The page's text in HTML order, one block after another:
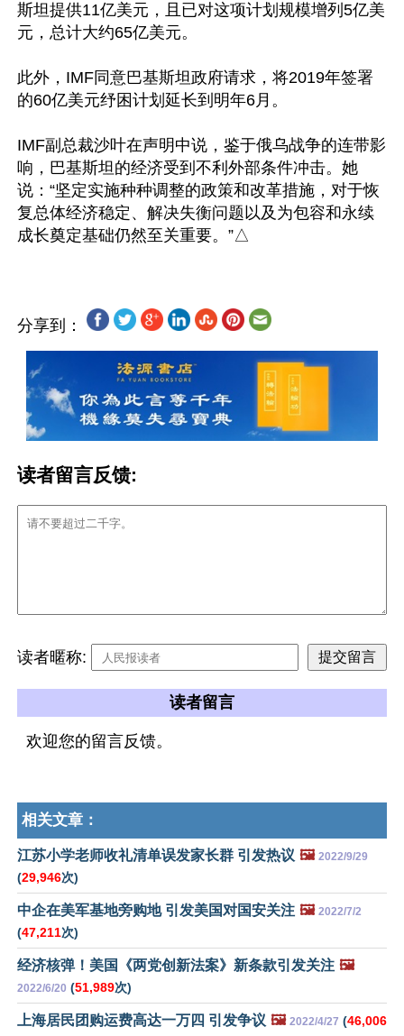
斯坦提供11亿美元，且已对这项计划规模增列5亿美
元，总计大约65亿美元。
此外，IMF同意巴基斯坦政府请求，将2019年签署
的60亿美元纾困计划延长到明年6月。
IMF副总裁沙叶在声明中说，鉴于俄乌战争的连带影
响，巴基斯坦的经济受到不利外部条件冲击。她
说：“坚定实施种种调整的政策和改革措施，对于恢
复总体经济稳定、解决失衡问题以及为包容和永续
分享到：
读者留言反馈:
读者暱称:
读者留言
欢迎您的留言反馈。
相关文章：
江苏小学老师收礼清单误发家长群 引发热议 🖼️ 2022/9/29
(29,946次)
中企在美军基地旁购地 引发美国对国安关注 🖼️ 2022/7/2
(47,211次)
经济核弹！美国《两党创新法案》新条款引发关注 🖼️
2022/6/20 (51,989次)
上海居民团购运费高达一万四 引发争议 🖼️ 2022/4/27 (46,006